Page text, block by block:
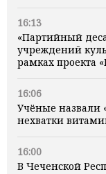
16:13
«Партийный
учреждений
рамках проекта
16:06
Учёные назвали
нехватки
16:00
В Чеченской